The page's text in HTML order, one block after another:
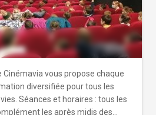
Cinémavia vous propose chaque
diversifiée pour tous les
Séances et horaires : tous les
les après midis des